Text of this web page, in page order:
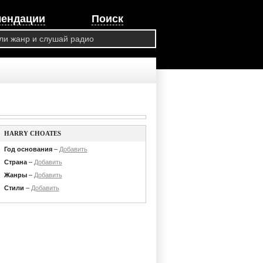
Поиск
HARRY CHOATES
Год основания– Добавить
Страна– Добавить
Жанры– Добавить
Стили – Добавить